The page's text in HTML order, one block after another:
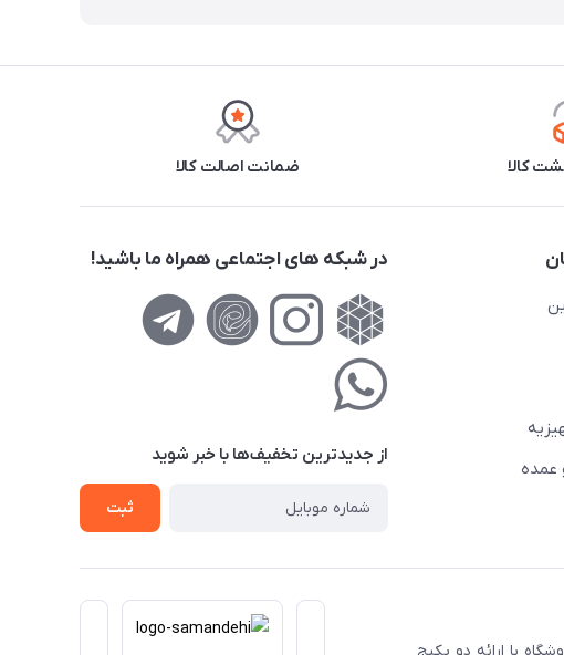
کالا ضمانت اصالت کالا
عمده
در شبکه های اجتماعی همراه ما باشید!
از جدید‌ترین تخفیف‌ها با‌ خبر شوید
ثبت